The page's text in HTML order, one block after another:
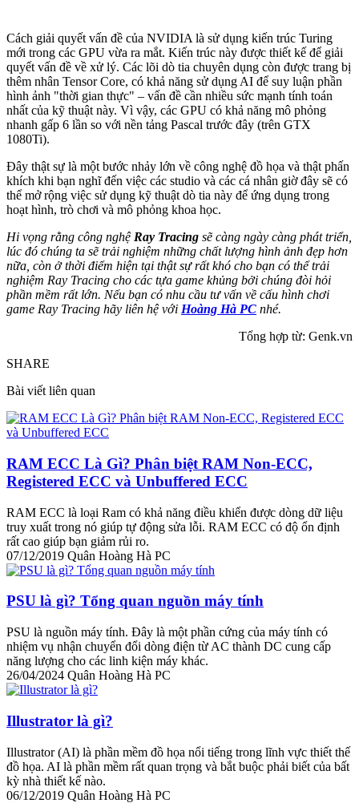
Cách giải quyết vấn đề của NVIDIA là sử dụng kiến trúc Turing
mới trong các GPU vừa ra mắt. Kiến trúc này được thiết kế để giải
quyết vấn đề về xử lý. Các lõi dò tia chuyên dụng còn được trang bị
thêm nhân Tensor Core, có khả năng sử dụng AI để suy luận phần
hình ảnh "thời gian thực" – vấn đề cần nhiều sức mạnh tính toán
nhất của kỹ thuật này. Vì vậy, các GPU có khả năng mô phỏng
nhanh gấp 6 lần so với nền tảng Pascal trước đây (trên GTX
1080Ti).
Đây thật sự là một bước nhảy lớn về công nghệ đồ họa và thật phấn
khích khi bạn nghĩ đến việc các studio và các cá nhân giờ đây sẽ có
thể mở rộng việc sử dụng kỹ thuật dò tia này để ứng dụng trong
hoạt hình, trò chơi và mô phỏng khoa học.
Hi vọng rằng công nghệ Ray Tracing sẽ càng ngày càng phát triển,
lúc đó chúng ta sẽ trải nghiệm những chất lượng hình ảnh đẹp hơn
nữa, còn ở thời điểm hiện tại thật sự rất khó cho bạn có thể trải
nghiệm Ray Tracing cho các tựa game khủng bởi chúng đòi hỏi
phần mềm rất lớn. Nếu bạn có nhu cầu tư vấn về cấu hình chơi
game Ray Tracing hãy liên hệ với Hoàng Hà PC nhé.
Tổng hợp từ: Genk.vn
SHARE
Bài viết liên quan
RAM ECC Là Gì? Phân biệt RAM Non-ECC,
Registered ECC và Unbuffered ECC
RAM ECC là loại Ram có khả năng điều khiển được dòng dữ liệu
truy xuất trong nó giúp tự động sửa lỗi. RAM ECC có độ ổn định
rất cao giúp bạn giảm rủi ro.
07/12/2019 Quân Hoàng Hà PC
PSU là gì? Tổng quan nguồn máy tính
PSU là nguồn máy tính. Đây là một phần cứng của máy tính có
nhiệm vụ nhận chuyển đổi dòng điện từ AC thành DC cung cấp
năng lượng cho các linh kiện máy khác.
26/04/2024 Quân Hoàng Hà PC
Illustrator là gì?
Illustrator (AI) là phần mềm đồ họa nổi tiếng trong lĩnh vực thiết thế
đồ họa. AI là phần mềm rất quan trọng và bắt buộc phải biết của bất
kỳ nhà thiết kế nào.
06/12/2019 Quân Hoàng Hà PC